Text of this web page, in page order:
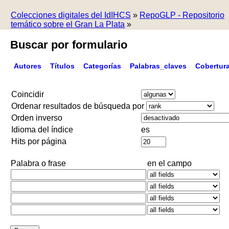
Colecciones digitales del IdIHCS » RepoGLP - Repositorio
temático sobre el Gran La Plata »
Buscar por formulario
Autores Títulos Categorías Palabras_claves
Coincidir
Ordenar resultados de búsqueda por
Orden inverso
Idioma del índice
es
Hits por página
Palabra o frase en el campo